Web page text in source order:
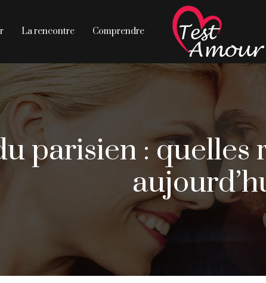
Comprendre
La rencontre
parisien : quelles